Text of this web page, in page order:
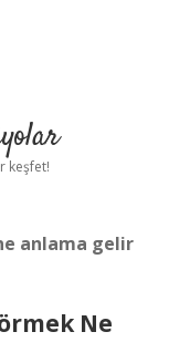
keşfet!
anlama gelir
Ne